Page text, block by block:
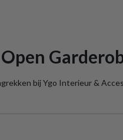
bij Ygo Interieur &